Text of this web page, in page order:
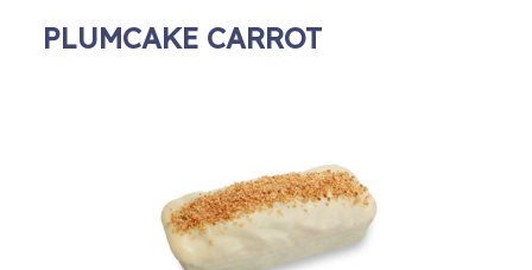
PLUMCAKE CARROT